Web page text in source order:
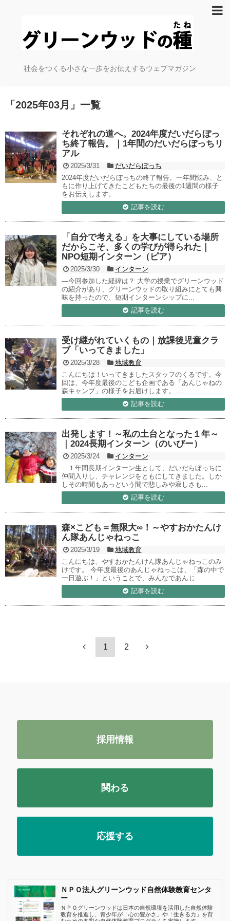
社会をつくる小さな一歩をお伝えするウェブマガジン
「 2025年03月 」 一覧
それぞれの道へ。2024年度だいだらぼっ
ち終了報告。｜1年間のだいだらぼっちリ
アル
2025/3/31
だいだらぼっち
2024年度だいだらぼっちの終了報告。一年間悩み、と
もに作り上げてきたこどもたちの最後の1週間の様子
をお伝えします。
記事を読む
「自分で考える」を大事にしている場所
だからこそ、多くの学びが得られた｜
NPO短期インターン（ピア）
2025/3/30
インターン
—今回参加した経緯は？ 大学の授業でグリーンウッド
の紹介があり、グリーンウッドの取り組みにとても興
味を持ったので、短期インターンシップに...
記事を読む
受け継がれていくもの｜放課後児童クラ
ブ「いってきました」
2025/3/28
地域教育
こんにちは！いってきましたスタッフのくるです。今
回は、今年度最後のこども企画である「あんじゃねの
森キャンプ」の様子をお届けします。 ...
記事を読む
出発します！～私の土台となった１年～
｜2024長期インターン（のいびー）
2025/3/24
インターン
１年間長期インターン生として、だいだらぼっちに
仲間入りし、チャレンジをともにしてきました。しか
しその時間もあっという間で悲しみや寂しさも...
記事を読む
森×こども＝無限大∞！～やすおかたんけ
ん隊あんじゃねっこ
2025/3/19
地域教育
こんにちは、やすおかたんけん隊あんじゃねっこのみ
けです。 今年度最後のあんじゃねっこは、「森の中で
一日遊ぶ！」ということで、みんなであんじ...
記事を読む
1 2
採用情報
関わる
応援する
ＮＰＯ法人グリーンウッド自然体験教育センタ
ー
ＮＰＯグリーンウッドは日本の自然環境を活用した自然体験
教育を推進し、青少年が「心の豊かさ」や「生きる力」を育